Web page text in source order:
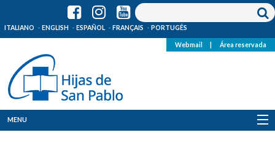
ITALIANO ENGLISH ESPAÑOL FRANÇAIS PORTUGÊS
Webmail Área reservada
MENU